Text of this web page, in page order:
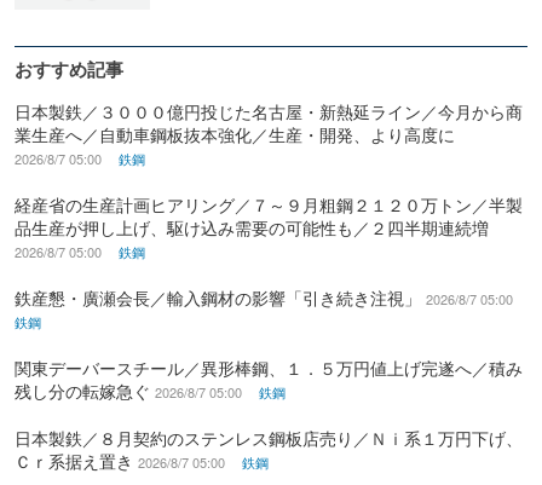
おすすめ記事
日本製鉄／３０００億円投じた名古屋・新熱延ライン／今月から商
業生産へ／自動車鋼板抜本強化／生産・開発、より高度に
2026/8/7 05:00 鉄鋼
経産省の生産計画ヒアリング／７～９月粗鋼２１２０万トン／半製
品生産が押し上げ、駆け込み需要の可能性も／２四半期連続増
2026/8/7 05:00 鉄鋼
鉄産懇・廣瀬会長／輸入鋼材の影響「引き続き注視」
2026/8/7 05:00
鉄鋼
関東デーバースチール／異形棒鋼、１．５万円値上げ完遂へ／積み
残し分の転嫁急ぐ 2026/8/7 05:00 鉄鋼
日本製鉄／８月契約のステンレス鋼板店売り／Ｎｉ系１万円下げ、
Ｃｒ系据え置き 2026/8/7 05:00 鉄鋼